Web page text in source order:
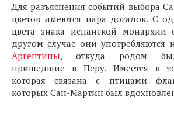
Для разъяснения событий выбора
цветов имеются пара догадок. С
цвета знака испанской монархии
другом случае они употребляются
Аргентины, откуда родом
пришедшие в Перу. Имеется к
которая связана с птицами
которых Сан-Мартин был